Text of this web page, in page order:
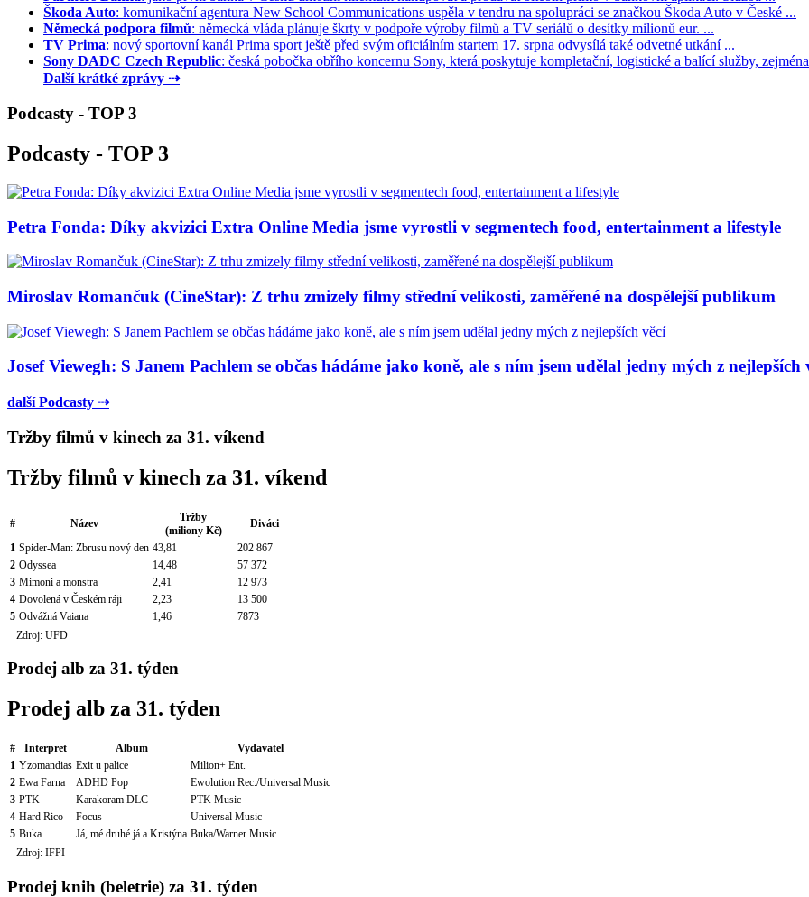
Škoda Auto: komunikační agentura New School Communications uspěla v tendru na spolupráci se značkou Škoda Auto v České ...
Německá podpora filmů: německá vláda plánuje škrty v podpoře výroby filmů a TV seriálů o desítky milionů eur. ...
TV Prima: nový sportovní kanál Prima sport ještě před svým oficiálním startem 17. srpna odvysílá také odvetné utkání ...
Sony DADC Czech Republic: česká pobočka obřího koncernu Sony, která poskytuje kompletační, logistické a balící služby,
Další krátké zprávy ⇢
Podcasty - TOP 3
Podcasty - TOP 3
Petra Fonda: Díky akvizici Extra Online Media jsme vyrostli v segmentech food, entertainment a lifestyle
Miroslav Romančuk (CineStar): Z trhu zmizely filmy střední velikosti, zaměřené na dospělejší publikum
Josef Viewegh: S Janem Pachlem se občas hádáme jako koně, ale s ním jsem udělal jedny mých z nejlepších
další Podcasty ⇢
Tržby filmů v kinech za 31. víkend
Tržby filmů v kinech za 31. víkend
# Název
Tržby
(miliony Kč)
Diváci
1 Spider-Man: Zbrusu nový den 43,81
202 867
2 Odyssea 14,48
57 372
3 Mimoni a monstra 2,41
12 973
4 Dovolená v Českém ráji 2,23
13 500
5 Odvážná Vaiana 1,46
7873
Zdroj: UFD
Prodej alb za 31. týden
Prodej alb za 31. týden
# Interpret Album
Vydavatel
1 Yzomandias Exit u palice
Milion+ Ent.
2 Ewa Farna ADHD Pop
Ewolution Rec./Universal Music
3 PTK Karakoram DLC
PTK Music
4 Hard Rico Focus
Universal Music
5 Buka Já, mé druhé já a Kristýna Buka/Warner Music
Zdroj: IFPI
Prodej knih (beletrie) za 31. týden